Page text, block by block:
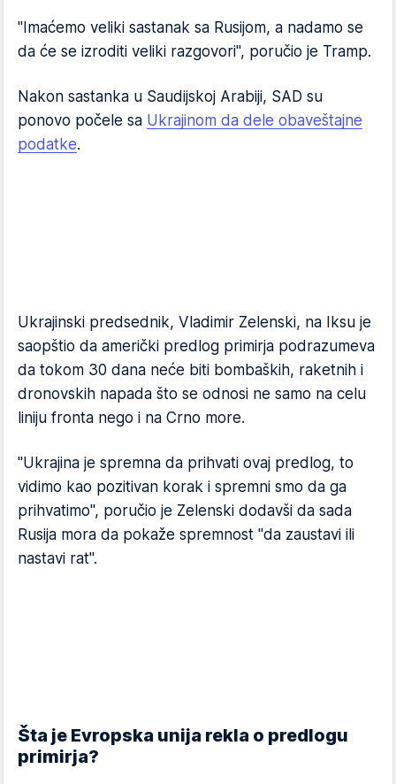
"Imaćemo veliki sastanak sa Rusijom, a nadamo se
da će se izroditi veliki razgovori", poručio je Tramp.
Nakon sastanka u Saudijskoj Arabiji, SAD su
ponovo počele sa Ukrajinom da dele obaveštajne
podatke.
Ukrajinski predsednik, Vladimir Zelenski, na Iksu je
saopštio da američki predlog primirja podrazumeva
da tokom 30 dana neće biti bombaških, raketnih i
dronovskih napada što se odnosi ne samo na celu
liniju fronta nego i na Crno more.
"Ukrajina je spremna da prihvati ovaj predlog, to
vidimo kao pozitivan korak i spremni smo da ga
prihvatimo", poručio je Zelenski dodavši da sada
Rusija mora da pokaže spremnost "da zaustavi ili
nastavi rat".
Šta je Evropska unija rekla o predlogu
primirja?